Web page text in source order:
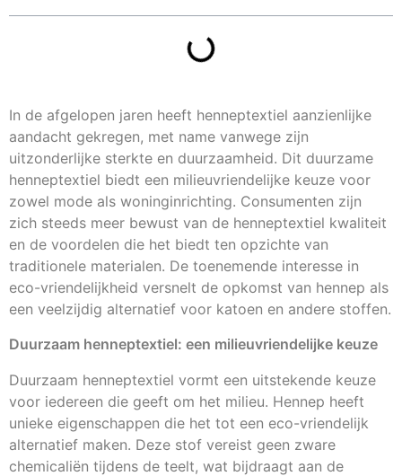
In de afgelopen jaren heeft henneptextiel aanzienlijke
aandacht gekregen, met name vanwege zijn
uitzonderlijke sterkte en duurzaamheid. Dit duurzame
henneptextiel biedt een milieuvriendelijke keuze voor
zowel mode als woninginrichting. Consumenten zijn
zich steeds meer bewust van de henneptextiel kwaliteit
en de voordelen die het biedt ten opzichte van
traditionele materialen. De toenemende interesse in
eco-vriendelijkheid versnelt de opkomst van hennep als
een veelzijdig alternatief voor katoen en andere stoffen.
Duurzaam henneptextiel: een milieuvriendelijke keuze
Duurzaam henneptextiel vormt een uitstekende keuze
voor iedereen die geeft om het milieu. Hennep heeft
unieke eigenschappen die het tot een eco-vriendelijk
alternatief maken. Deze stof vereist geen zware
chemicaliën tijdens de teelt, wat bijdraagt aan de